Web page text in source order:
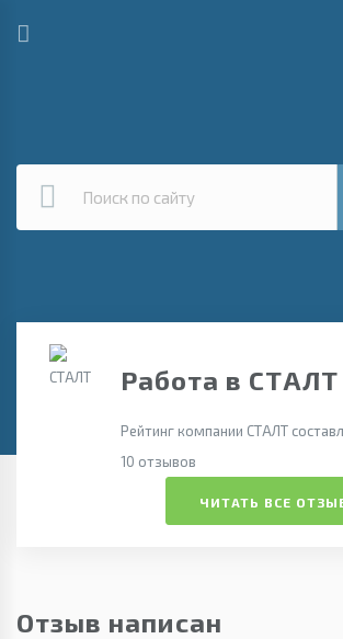
Работа в СТАЛТ
Рейтинг компании СТАЛТ
10 отзывов
ЧИТАТЬ ВСЕ
Отзыв написан